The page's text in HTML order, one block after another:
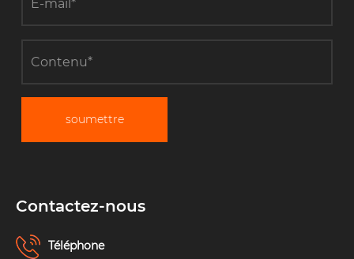
soumettre
Contactez-nous
Téléphone